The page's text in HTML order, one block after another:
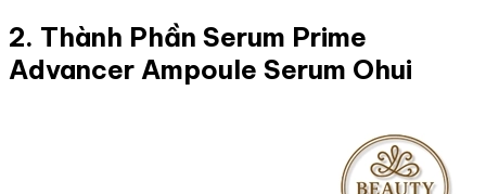
2. Thành Phần Serum Prime
Advancer Ampoule Serum Ohui